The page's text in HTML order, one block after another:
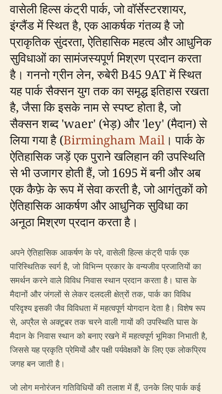
वासेली हिल्स कंट्री पार्क, जो वॉर्सेस्टरशायर,
इंग्लैंड में स्थित है, एक आकर्षक गंतव्य है जो
प्राकृतिक सुंदरता, ऐतिहासिक महत्व और आधुनिक
सुविधाओं का सामंजस्यपूर्ण मिश्रण प्रदान करता
है। गननो ग्रीन लेन, रुबेरी B45 9AT में स्थित
यह पार्क सैक्सन युग तक का समृद्ध इतिहास रखता
है, जैसा कि इसके नाम से स्पष्ट होता है, जो
सैक्सन शब्द 'waer' (भेड़) और 'ley' (मैदान) से
लिया गया है (Birmingham Mail। पार्क के
ऐतिहासिक जड़ें एक पुराने खलिहान की उपस्थिति
से भी उजागर होती हैं, जो 1695 में बनी और अब
एक कैफ़े के रूप में सेवा करती है, जो आगंतुकों को
ऐतिहासिक आकर्षण और आधुनिक सुविधा का
अनूठा मिश्रण प्रदान करता है।
अपने ऐतिहासिक आकर्षण के परे, वासेली हिल्स कंट्री पार्क एक
पारिस्थितिक स्वर्ग है, जो विभिन्न प्रकार के वन्यजीव प्रजातियों का
समर्थन करने वाले विविध निवास स्थान प्रदान करता है। घास के
मैदानों और जंगलों से लेकर दलदली क्षेत्रों तक, पार्क का विविध
परिदृश्य इसकी जैव विविधता में महत्वपूर्ण योगदान देता है। विशेष रूप
से, अप्रैल से अक्टूबर तक चरने वाली गायों की उपस्थिति घास के
मैदान के निवास स्थान को बनाए रखने में महत्वपूर्ण भूमिका निभाती है,
जिससे यह प्रकृति प्रेमियों और पक्षी पर्यवेक्षकों के लिए एक लोकप्रिय
जगह बन जाती है।
जो लोग मनोरंजन गतिविधियों की तलाश में हैं, उनके लिए पार्क कई